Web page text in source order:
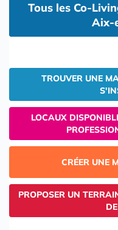
Tous les Co-
Aix-
TROUVER UNE
LOCAUX
CRÉER UNE
PROPOSER UN